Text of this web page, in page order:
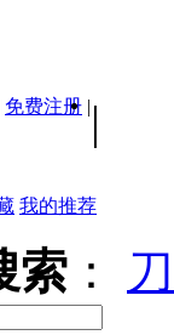
免费注册 | |
我的推荐
索 ：